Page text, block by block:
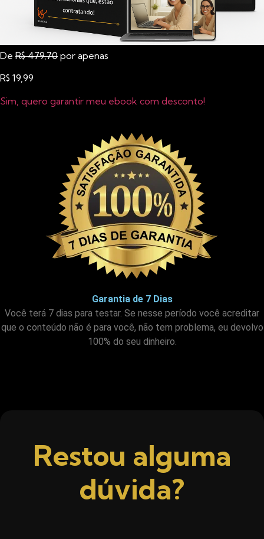
De R$ 479,70 por apenas
R$ 19,99
Sim, quero garantir meu ebook com desconto!
Garantia de 7 Dias
Você terá 7 dias para testar. Se nesse período você acreditar
que o conteúdo não é para você, não tem problema, eu devolvo
100% do seu dinheiro.
Restou alguma
dúvida?